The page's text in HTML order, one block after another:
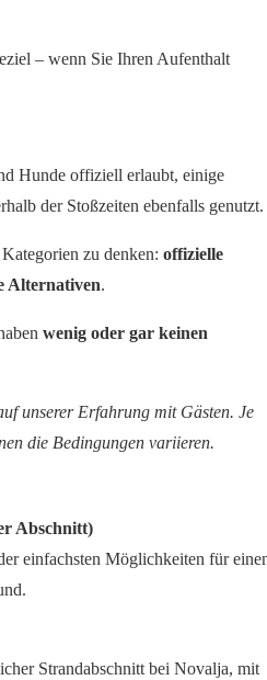
– wenn Sie Ihren Aufenthalt
Hunde offiziell erlaubt, einige
der Stoßzeiten ebenfalls genutzt.
zu denken: offizielle
Alternativen.
wenig oder gar keinen
unserer Erfahrung mit Gästen. Je
die Bedingungen variieren.
Abschnitt)
einfachsten Möglichkeiten für
Strandabschnitt bei Novalja, mit